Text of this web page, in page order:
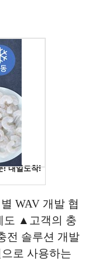
WAV 개발 협
도 ▲고객의 충
전 솔루션 개발
로 사용하는